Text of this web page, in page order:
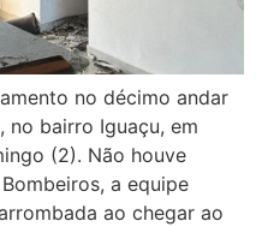
no décimo andar
no bairro Iguaçu, em
(2). Não houve
a equipe
ao chegar ao